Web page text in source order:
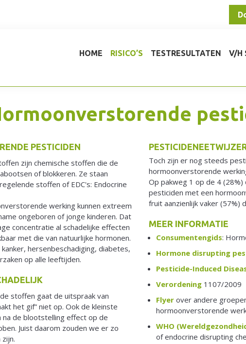
HOME RISICO’S TESTRESULTATEN V/H
PESTICIDEN
zijn chemische stoffen die de
of blokkeren. Ze staan
stoffen of EDC's: Endocrine
werking kunnen extreem
ongeboren of jonge kinderen. Dat
concentratie al schadelijke effecten
met die van natuurlijke hormonen.
hersenbeschadiging, diabetes,
op alle leeftijden.
stoffen gaat de uitspraak van
het gif” niet op. Ook de kleinste
na de blootstelling effect op de
Juist daarom zouden we er zo
Toch zijn er nog steeds
hormoonverstorende
Op pakweg 1 op de 4
pesticiden met een
fruit aanzienlijk vaker (57%)
MEER INFORMATIE
Consumentengids:
Hormone disrupting
Pesticide-Induced
Verordening1107/2009
Flyerover andere
hormoonverstorende
WHO
of endocrine disrupting